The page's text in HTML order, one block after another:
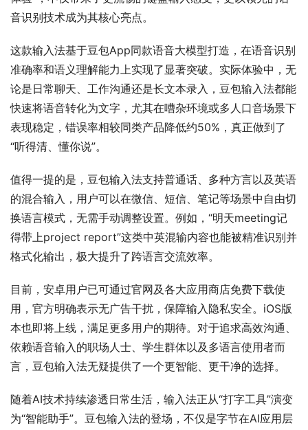
音识别技术成为其核心亮点。
这款输入法基于豆包App同款语音大模型打造，在语音识别
准确率和语义理解能力上实现了显著突破。实际体验中，无
论是日常聊天、工作沟通还是长文本录入，豆包输入法都能
快速将语音转化为文字，尤其在嘈杂环境或多人口音场景下
表现稳定，错误率相较同类产品降低约50%，真正做到了
“听得清、懂你说”。
值得一提的是，豆包输入法支持普通话、多种方言以及英语
的混合输入，用户可以在微信、短信、笔记等场景中自由切
换语言模式，无需手动调整设置。例如，“明天meeting记
得带上project report”这类中英混输内容也能被精准识别并
格式化输出，极大提升了跨语言交流效率。
目前，安卓用户已可通过官网及各大应用商店免费下载使
用，官方明确表示无广告干扰，保障输入隐私安全。iOS版
本也即将上线，满足更多用户的期待。对于追求高效沟通、
依赖语音输入的职场人士、学生群体以及多语言使用者而
言，豆包输入法无疑提供了一个更智能、更干净的选择。
随着AI技术持续渗透日常生活，输入法正从“打字工具”演变
为“智能助手”。豆包输入法的登场，不仅是字节在AI应用层